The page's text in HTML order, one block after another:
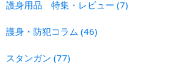
護身用品 特集・レビュー (7)
護身・防犯コラム (46)
スタンガン (77)